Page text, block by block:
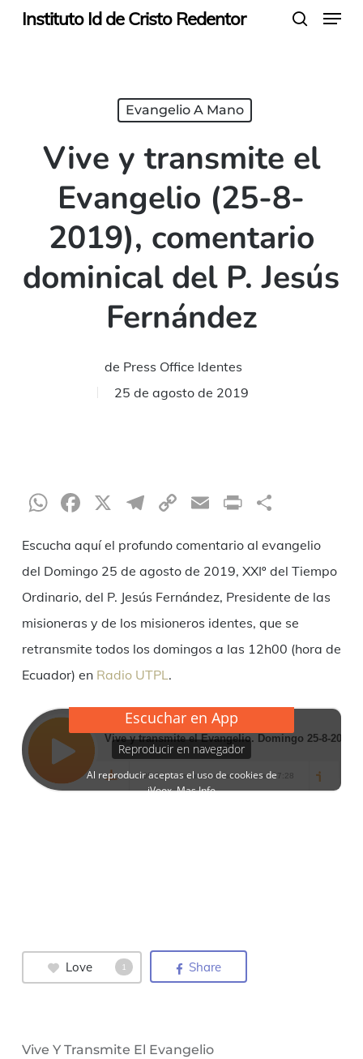
SkipInstituto Id de Cristo Redentor Menu
Evangelio A Mano
Vive y transmite el
Evangelio (25-8-
2019), comentario
dominical del P. Jesús
Fernández
de Press Office Identes
25 de agosto de 2019
WhatsApp
Facebook
X Telegram
CopyEmailPrint
Escucha aquí el profundo comentario al evangelio
del Domingo 25 de agosto de 2019, XXIº del Tiempo
Ordinario, del P. Jesús Fernández, Presidente de las
misioneras y de los misioneros identes, que se
retransmite todos los domingos a las 12h00 (hora de
Ecuador) en Radio UTPL.
Love 1 Share
Vive Y Transmite El Evangelio